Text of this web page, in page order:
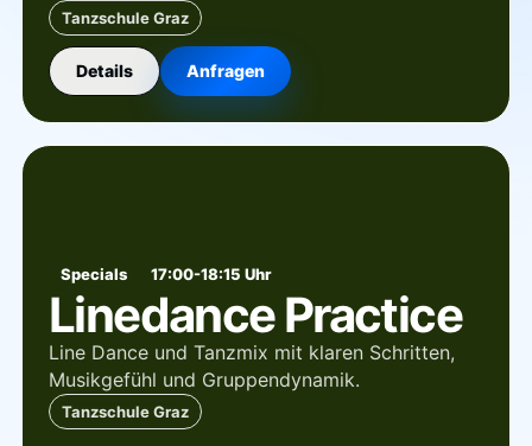
Tanzschule Graz
Details Anfragen
Specials 17:00-18:15 Uhr
Linedance Practice
Line Dance und Tanzmix mit klaren Schritten,
Musikgefühl und Gruppendynamik.
Tanzschule Graz